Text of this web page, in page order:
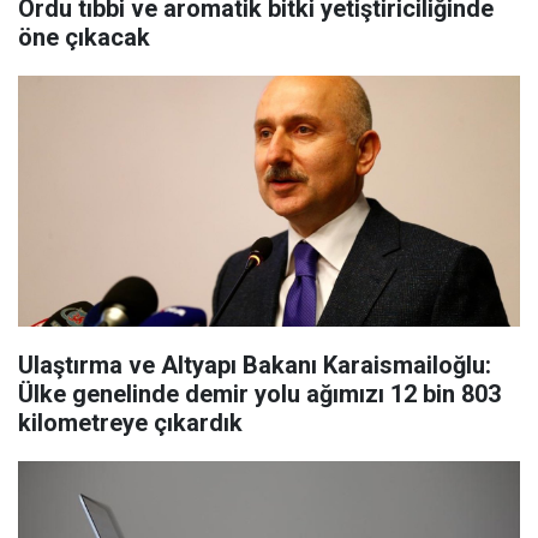
Ordu tıbbi ve aromatik bitki yetiştiriciliğinde
öne çıkacak
Ulaştırma ve Altyapı Bakanı Karaismailoğlu:
Ülke genelinde demir yolu ağımızı 12 bin 803
kilometreye çıkardık